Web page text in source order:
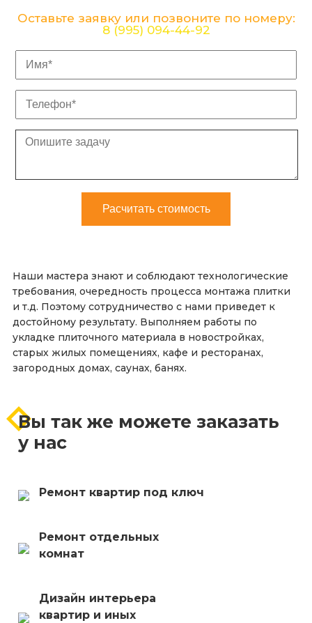
Оставьте заявку или позвоните по номеру:
8 (995) 094-44-92
Наши мастера знают и соблюдают технологические
требования, очередность процесса монтажа плитки
и т.д. Поэтому сотрудничество с нами приведет к
достойному результату. Выполняем работы по
укладке плиточного материала в новостройках,
старых жилых помещениях, кафе и ресторанах,
загородных домах, саунах, банях.
Вы так же можете заказать
у нас
Ремонт квартир под ключ
Ремонт отдельных
комнат
Дизайн интерьера
квартир и иных